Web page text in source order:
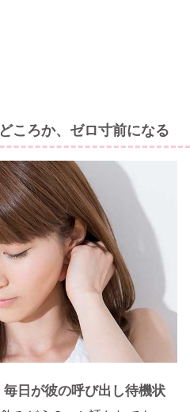
ころか、ゼロ寸前になる
毎日が彼の呼び出し待機状